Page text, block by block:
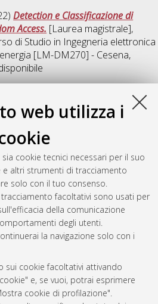
web utilizza i
cookie tecnici necessari per il suo
altri strumenti di tracciamento
solo con il tuo consenso.
facoltativi sono usati per
della comunicazione
degli utenti.
la navigazione solo con i
sui cookie facoltativi attivando
e, se vuoi, potrai esprimere
cookie di profilazione".
Detection e Classificazione di
Access. [Laurea magistrale],
di Studio in Ingegneria elettronica
[LM-DM270] - Cesena,
Data-driven Signal Processing
Corso di Studio in
per l'energia [LM-
full-text non disponibile
ilSun Aug 9 17:49:40 2026
CEST